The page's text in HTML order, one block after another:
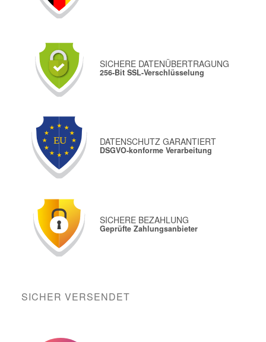
SICHERE DATENÜBERTRAGUNG
256-Bit SSL-Verschlüsselung
DATENSCHUTZ GARANTIERT
DSGVO-konforme Verarbeitung
SICHERE BEZAHLUNG
Geprüfte Zahlungsanbieter
SICHER VERSENDET